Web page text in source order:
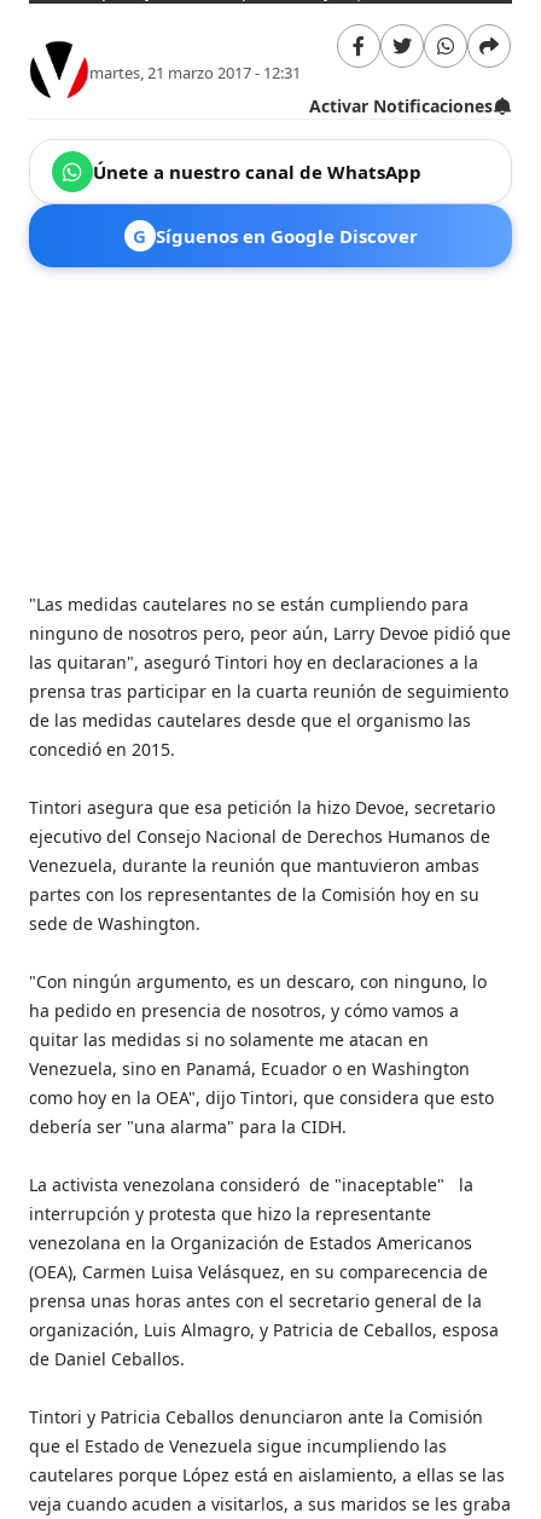
martes, 21 marzo 2017 - 12:31
Activar Notificaciones
Únete a nuestro canal de WhatsApp
G Síguenos en Google Discover
"Las medidas cautelares no se están cumpliendo para
ninguno de nosotros pero, peor aún, Larry Devoe pidió que
las quitaran", aseguró Tintori hoy en declaraciones a la
prensa tras participar en la cuarta reunión de seguimiento
de las medidas cautelares desde que el organismo las
concedió en 2015.
Tintori asegura que esa petición la hizo Devoe, secretario
ejecutivo del Consejo Nacional de Derechos Humanos de
Venezuela, durante la reunión que mantuvieron ambas
partes con los representantes de la Comisión hoy en su
sede de Washington.
"Con ningún argumento, es un descaro, con ninguno, lo
ha pedido en presencia de nosotros, y cómo vamos a
quitar las medidas si no solamente me atacan en
Venezuela, sino en Panamá, Ecuador o en Washington
como hoy en la OEA", dijo Tintori, que considera que esto
debería ser "una alarma" para la CIDH.
La activista venezolana consideró de "inaceptable"
la
interrupción y protesta que hizo la representante
venezolana en la Organización de Estados Americanos
(OEA), Carmen Luisa Velásquez, en su comparecencia de
prensa unas horas antes con el secretario general de la
organización, Luis Almagro, y Patricia de Ceballos, esposa
de Daniel Ceballos.
Tintori y Patricia Ceballos denunciaron ante la Comisión
que el Estado de Venezuela sigue incumpliendo las
cautelares porque López está en aislamiento, a ellas se las
veja cuando acuden a visitarlos, a sus maridos se les graba